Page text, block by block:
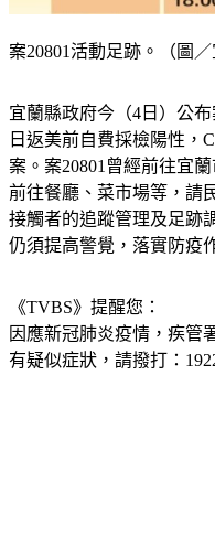
案20801活動足跡。（圖／
宜蘭縣政府今（4日）公布
日返美前自費採檢陽性，
案。案20801曾經前往宜
前往餐廳、菜市場等，請
接觸者的追蹤管理及足跡
仍須提高警覺，落實防疫
《TVBS》提醒您：
因應新冠肺炎疫情，疾管
有疑似症狀，請撥打：